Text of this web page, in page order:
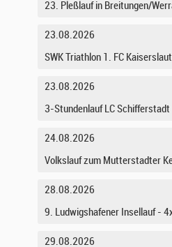
23. Pleßlauf in Breitungen/
23.08.2026
SWK Triathlon 1. FC
23.08.2026
3-Stundenlauf LC Schifferstadt
24.08.2026
Volkslauf zum Mutterstadter
28.08.2026
9. Ludwigshafener Insellauf -
29.08.2026